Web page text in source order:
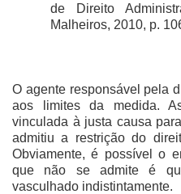
de Direito
Malheiros, 2010, p.
O agente responsável pela
aos limites da medida.
vinculada à justa causa
admitiu a restrição do
Obviamente, é possível o
que não se admite é
vasculhado indistintamente.